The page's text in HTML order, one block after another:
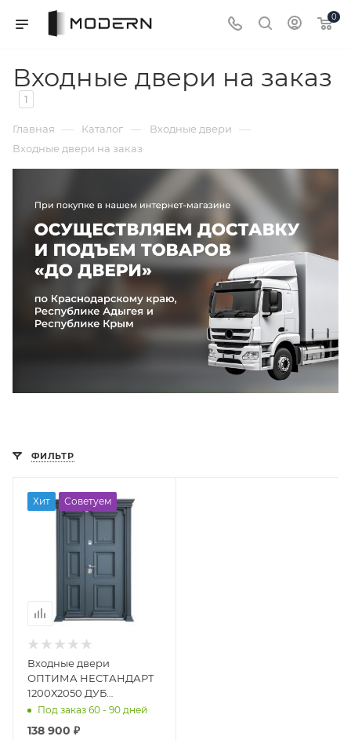
0
Входные двери на заказ
1
Главная — Каталог — Входные двери —
Входные двери на заказ
ФИЛЬТР
Хит Советуем
Входные двери
ОПТИМА НЕСТАНДАРТ
1200Х2050 ДУБ
ПЕРЛАМУТРОВЫЙ
Под заказ 60 - 90 дней
138 900 ₽